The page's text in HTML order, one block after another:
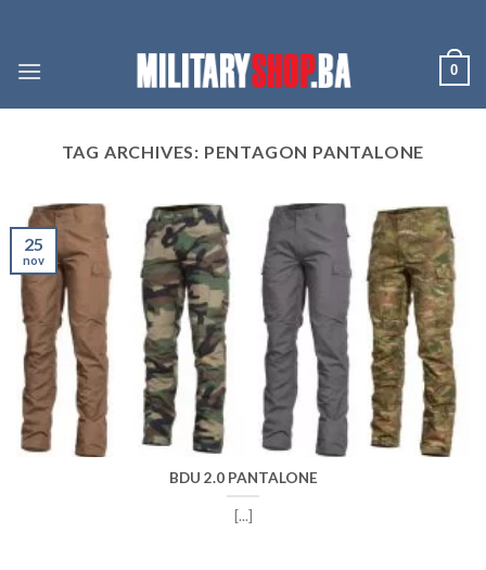
content
0
TAG ARCHIVES: PENTAGON PANTALONE
BDU 2.0 PANTALONE
[...]
25
nov